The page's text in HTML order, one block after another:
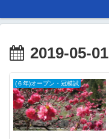
2019-05-01
(６年)オープン・冠模試